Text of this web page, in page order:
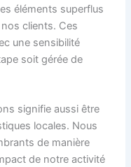
éléments superflus
clients. Ces
une sensibilité
soit gérée de
signifie aussi être
locales. Nous
de manière
de notre activité